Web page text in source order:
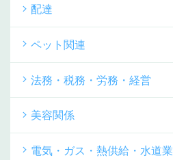
配達
ペット関連
法務・税務・労務・経営
美容関係
電気・ガス・熱供給・水道業